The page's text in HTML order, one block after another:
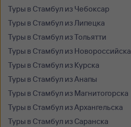
Туры в Стамбул из Чебоксар
Туры в Стамбул из Липецка
Туры в Стамбул из Тольятти
Туры в Стамбул из Новороссийска
Туры в Стамбул из Курска
Туры в Стамбул из Анапы
Туры в Стамбул из Магнитогорска
Туры в Стамбул из Архангельска
Туры в Стамбул из Саранска